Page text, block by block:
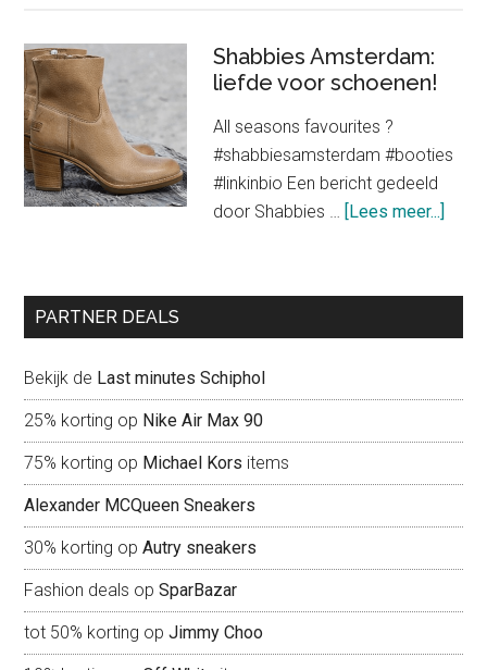
oversized
voor
een
trendy
look
Shabbies Amsterdam:
liefde voor schoenen!
All seasons favourites ?
#shabbiesamsterdam #booties
#linkinbio Een bericht gedeeld
door Shabbies …
[Lees meer...]
PARTNER DEALS
Bekijk de Last minutes Schiphol
25% korting op Nike Air Max 90
75% korting op Michael Kors items
Alexander MCQueen Sneakers
30% korting opAutry sneakers
Fashion deals opSparBazar
tot 50% korting opJimmy Choo